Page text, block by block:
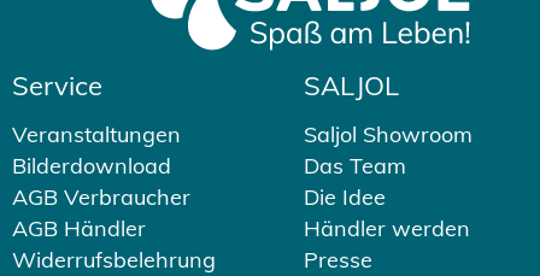
Service
Veranstaltungen
Bilderdownload
AGB Verbraucher
AGB Händler
Widerrufsbelehrung
SALJOL
Saljol Showroom
Das Team
Die Idee
Händler werden
Presse